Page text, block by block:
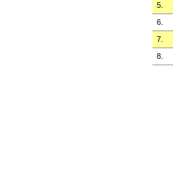
5.
6.
7.
8.